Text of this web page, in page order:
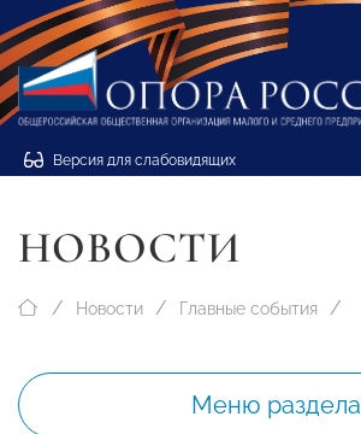
Версия для слабовидящих
НОВОСТИ
Новости Главные события
Меню раздела